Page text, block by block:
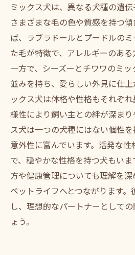
ミックス犬は、異なる犬種の遺伝
さまざまな毛の色や質感を持つ
ば、ラブラドールとプードルの
た毛が特徴で、アレルギーのある
一方で、シーズーとチワワのミ
並みを持ち、愛らしい外見に仕
ックス犬は体格や性格もそれぞ
様性により飼い主との絆が深ま
ス犬は一つの犬種にはない個性
意外性に富んでいます。活発な
で、穏やかな性格を持つ犬もい
方や健康管理についても理解を
ペットライフへとつながります
し、理想的なパートナーとして
ょう。